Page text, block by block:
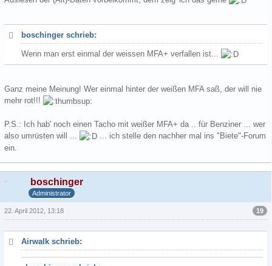
boschinger schrieb:
Wenn man erst einmal der weissen MFA+ verfallen ist...
Ganz meine Meinung! Wer einmal hinter der weißen MFA saß, der will nie
mehr rot!!!
P.S.: Ich hab' noch einen Tacho mit weißer MFA+ da .. für Benziner ... wer
also umrüsten will ...
... ich stelle den nachher mal ins "Biete"-Forum
ein.
boschinger
Administrator
19
22. April 2012, 13:18
Airwalk schrieb: